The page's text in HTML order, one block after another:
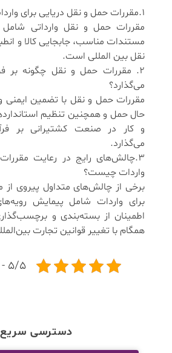
1.مقررات حمل و نقل دریایی برای واردات چیست؟
مقررات حمل و نقل وارداتی شامل
مستندات مناسب، جابجایی کالا و
نقل بین المللی است.
2. مقررات حمل و نقل چگونه بر
می‌گذارد؟
مقررات حمل و نقل با تضمین ایمنی
حال حمل و همچنین تنظیم
و کار در صنعت کشتیرانی بر
می‌گذارد.
3.چالش‌های رایج در رعایت
واردات چیست؟
برخی از چالش‌های متداول پیروی
برای واردات شامل پیمایش
اطمینان از بسته‌بندی و
همگام با تغییر قوانین تجارت
5/5 - (1 امتیاز)
دسترسی سریع